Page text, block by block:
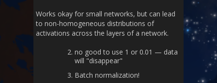
Works okay for small networks, but can lead
to non-homogeneous distributions of
activations across the layers of a network.
no good to use 1 or 0.01 — data
will "disappear"
Batch normalization!